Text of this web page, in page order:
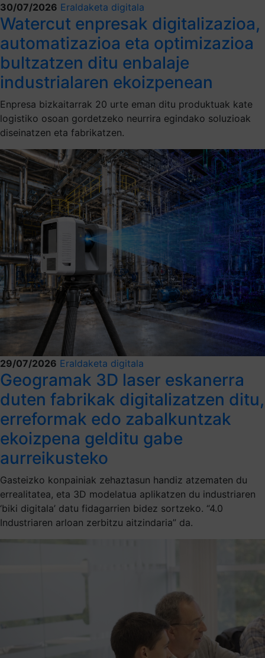
30/07/2026 Eraldaketa digitala
Watercut enpresak digitalizazioa,
automatizazioa eta optimizazioa
bultzatzen ditu enbalaje
industrialaren ekoizpenean
Enpresa bizkaitarrak 20 urte eman ditu produktuak kate
logistiko osoan gordetzeko neurrira egindako soluzioak
diseinatzen eta fabrikatzen.
29/07/2026 Eraldaketa digitala
Geogramak 3D laser eskanerra
duten fabrikak digitalizatzen ditu,
erreformak edo zabalkuntzak
ekoizpena gelditu gabe
aurreikusteko
Gasteizko konpainiak zehaztasun handiz atzematen du
errealitatea, eta 3D modelatua aplikatzen du industriaren
‘biki digitala’ datu fidagarrien bidez sortzeko. “4.0
Industriaren arloan zerbitzu aitzindaria” da.